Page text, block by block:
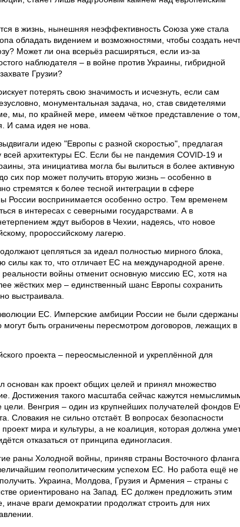
в жизнь, нынешняя неэффективность Союза уже стала
обладать видением и возможностями, чтобы создать
Может ли она всерьёз расширяться, если из-за
наблюдателя – в войне против Украины, гибридной
Грузии?
потерять свою значимость и исчезнуть, если сам
монументальная задача, но, став свидетелями
мы, по крайней мере, имеем чёткое представление о том,
И сама идея не нова.
идею "Европы с разной скоростью", предлагая
архитектуры ЕС. Если бы не пандемия COVID-19 и
эта инициатива могла бы вылиться в более активную
сих пор может получить вторую жизнь – особенно в
стремятся к более тесной интеграции в сфере
России воспринимается особенно остро. Тем временем
в интересах с северными государствами. А в
ждут выборов в Чехии, надеясь, что новое
пророссийскому лагерю.
цепляться за идеал полностью мирного блока,
как то, что отличает ЕС на международной арене.
реальности войны отменит основную миссию ЕС, хотя на
жёстких мер – единственный шанс Европы сохранить
выстраивала.
ЕС. Имперские амбиции России не были сдержаны
быть ограничены пересмотром договоров, лежащих в
проекта – переосмысленной и укреплённой для
основан как проект общих целей и принял множество
Достижения такого масштаба сейчас кажутся
Венгрия – один из крупнейших получателей фондов
Словакия не сильно отстаёт. В вопросах безопасности
мира и культуры, а не коалиция, которая должна
отказаться от принципа единогласия.
раны Холодной войны, приняв страны Восточного
геополитическим успехом ЕС. Но работа ещё не
Украина, Молдова, Грузия и Армения – страны с
ориентировано на Запад. ЕС должен предложить этим
враги демократии продолжат строить для них